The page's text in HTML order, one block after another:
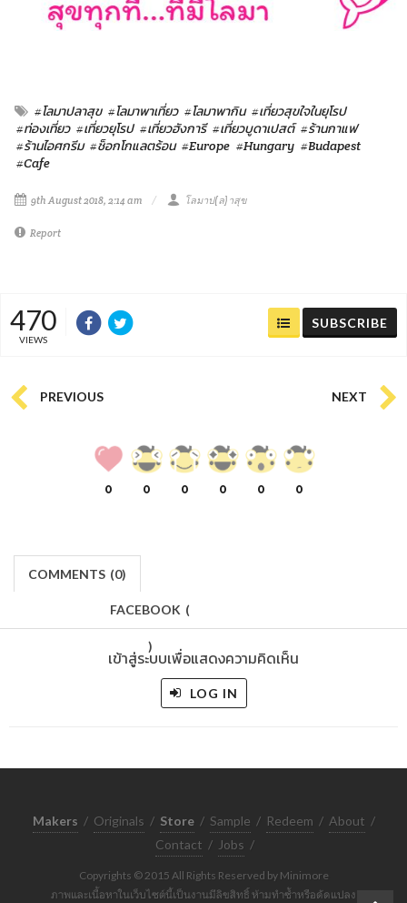
#โลมาปลาสุข #โลมาพาเที่ยว #โลมาพากิน #เที่ยวสุขใจในยุโรป
#ท่องเที่ยว #เที่ยวยุโรป #เที่ยวฮังการี #เที่ยวบูดาเปสต์ #ร้านกาแฟ
#ร้านไอศกรีม #ช็อกโกแลตร้อน #Europe #Hungary #Budapest
#Cafe
9th August 2018, 2:14 am โลมาป(ล)าสุข
Report
470
VIEWS
SUBSCRIBE
PREVIOUS NEXT
0 0 0 0 0 0
COMMENTS (0)
FACEBOOK (
)
เข้าสู่ระบบเพื่อแสดงความคิดเห็น
LOG IN
Makers / Originals / Store / Sample / Redeem / About /
Contact / Jobs /
Copyrights © 2015 All Rights Reserved by Minimore
ภาพและเนื้อหาในเว็บไซต์นี้เป็นงานมีลิขสิทธิ์ ห้ามทำซ้ำหรือดัดแปลง